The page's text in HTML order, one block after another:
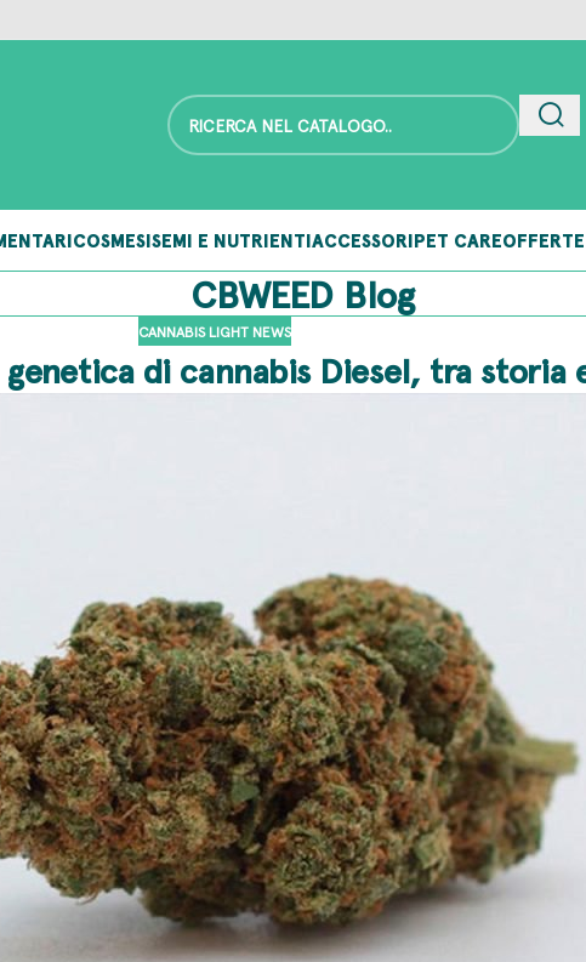
COSMESISEMI E NUTRIENTIACCESSORIPET CAREOFFERTE
CBWEED Blog
CANNABIS LIGHT NEWS
di cannabis Diesel, tra storia